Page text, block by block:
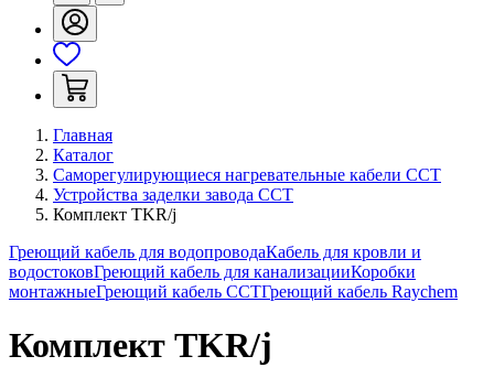
Главная
Каталог
Саморегулирующиеся нагревательные кабели ССТ
Устройства заделки завода ССТ
Комплект TKR/j
Греющий кабель для водопроводаКабель для кровли и
водостоковГреющий кабель для канализацииКоробки
монтажныеГреющий кабель ССТГреющий кабель Raychem
Комплект TKR/j